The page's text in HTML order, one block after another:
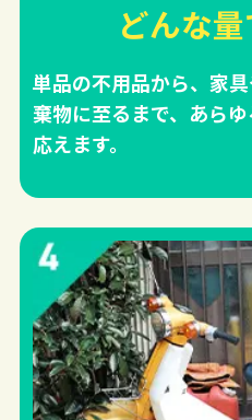
どんな
単品の不用品から、家
棄物に至るまで、あら
応えます。